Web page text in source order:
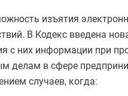
изъятия
В Кодекс введена
с них информации при
делам в сфере
случаев, когда: